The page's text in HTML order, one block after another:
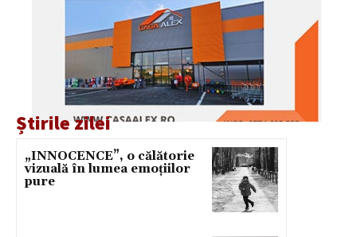
Știrile zilei
„INNOCENCE”, o călătorie
vizuală în lumea emoțiilor
pure